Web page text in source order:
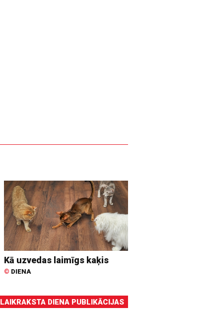
Kā uzvedas laimīgs kaķis
© DIENA
LAIKRAKSTA DIENA PUBLIKĀCIJAS